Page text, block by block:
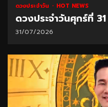
ดวงประจำวัน HOT NEWS
ดวงประจำวันศุกร์ที่
31/07/2026